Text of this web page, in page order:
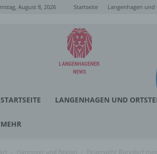
August 8, 2026 Startseite Langenhagen und
Langenhagener
News
STARTSEITE LANGENHAGEN UND
MEHR